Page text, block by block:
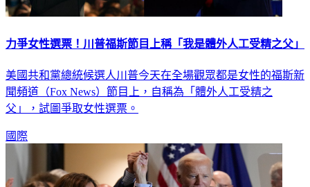
力爭女性選票！川普福斯節目上稱「我是體外人工受精之父」
美國共和黨總統候選人川普今天在全場觀眾都是女性的福斯新
聞頻道（Fox News）節目上，自稱為「體外人工受精之
父」，試圖爭取女性選票。
國際